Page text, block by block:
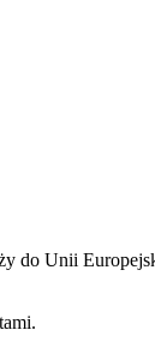
Unii